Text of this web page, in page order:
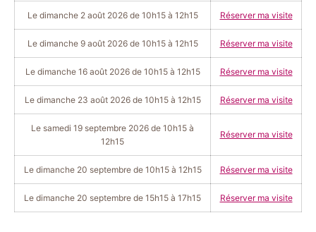
Le dimanche 2 août 2026 de 10h15 à 12h15 Réserver ma visite
Le dimanche 9 août 2026 de 10h15 à 12h15 Réserver ma visite
Le dimanche 16 août 2026 de 10h15 à 12h15 Réserver ma visite
Le dimanche 23 août 2026 de 10h15 à 12h15 Réserver ma visite
Le samedi 19 septembre 2026 de 10h15 à
12h15
Réserver ma visite
Le dimanche 20 septembre de 10h15 à 12h15 Réserver ma visite
Le dimanche 20 septembre de 15h15 à 17h15 Réserver ma visite